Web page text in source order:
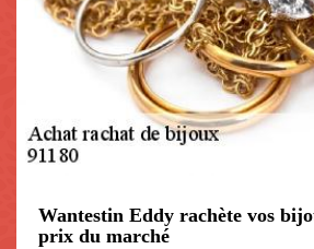
Wantestin Eddy rachète vos
prix du marché